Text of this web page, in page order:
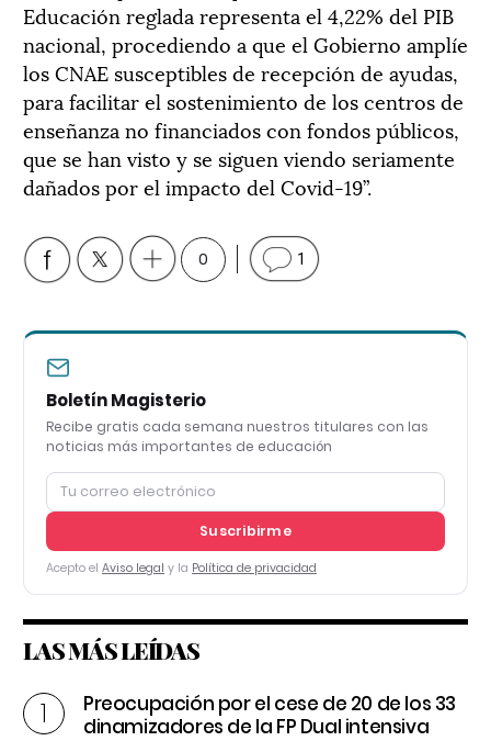
Educación reglada representa el 4,22% del PIB
nacional, procediendo a que el Gobierno amplíe
los CNAE susceptibles de recepción de ayudas,
para facilitar el sostenimiento de los centros de
enseñanza no financiados con fondos públicos,
que se han visto y se siguen viendo seriamente
dañados por el impacto del Covid-19”.
0 1
Boletín Magisterio
Recibe gratis cada semana nuestros titulares con las
noticias más importantes de educación
Suscribirme
Acepto el Aviso legal y la Política de privacidad
LAS MÁS LEÍDAS
Preocupación por el cese de 20 de los 33
dinamizadores de la FP Dual intensiva